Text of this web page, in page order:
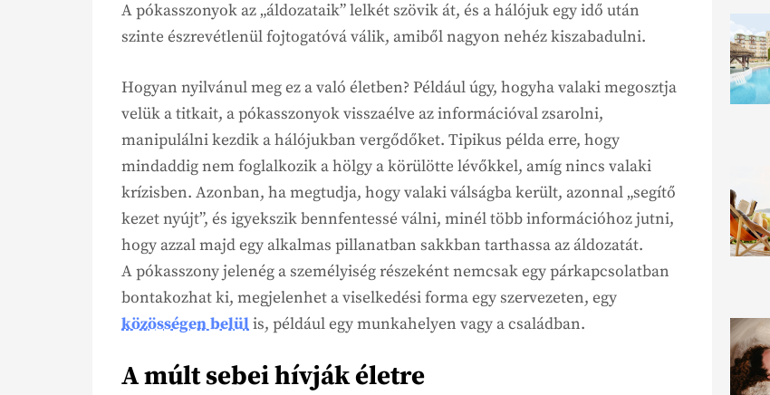
A pókasszonyok az „áldozataik” lelkét szövik át, és a hálójuk egy idő után
szinte észrevétlenül fojtogatóvá válik, amiből nagyon nehéz kiszabadulni.
Hogyan nyilvánul meg ez a való életben? Például úgy, hogyha valaki megosztja
velük a titkait, a pókasszonyok visszaélve az információval zsarolni,
manipulálni kezdik a hálójukban vergődőket. Tipikus példa erre, hogy
mindaddig nem foglalkozik a hölgy a körülötte lévőkkel, amíg nincs valaki
krízisben. Azonban, ha megtudja, hogy valaki válságba került, azonnal „segítő
kezet nyújt”, és igyekszik bennfentessé válni, minél több információhoz jutni,
hogy azzal majd egy alkalmas pillanatban sakkban tarthassa az áldozatát.
A pókasszony jelenég a személyiség részeként nemcsak egy párkapcsolatban
bontakozhat ki, megjelenhet a viselkedési forma egy szervezeten, egy
közösségen belülis, például egy munkahelyen vagy a családban.
A múlt sebei hívják életre